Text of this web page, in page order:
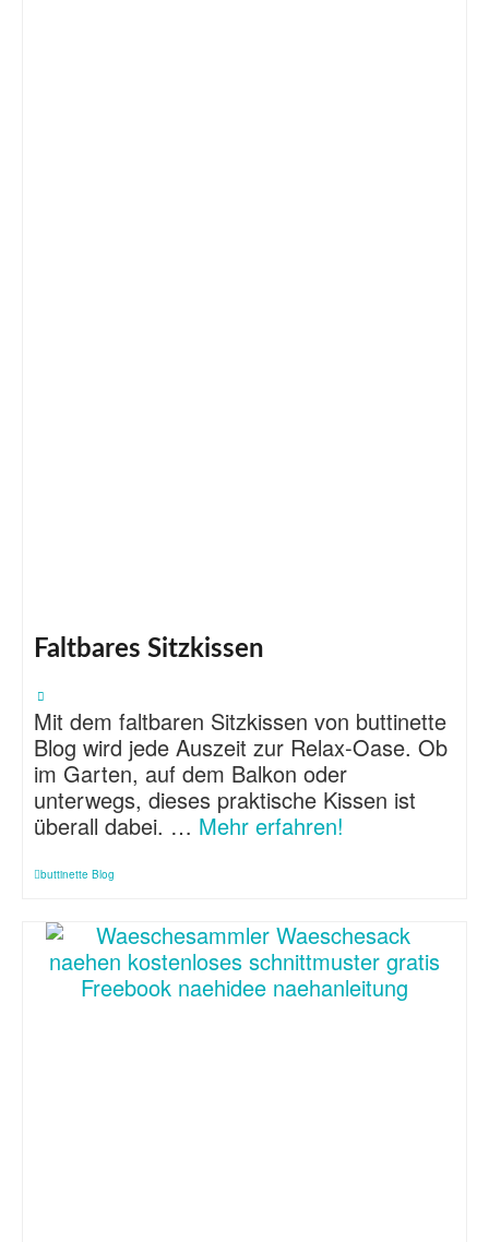
Faltbares Sitzkissen
Mit dem faltbaren Sitzkissen von buttinette
Blog wird jede Auszeit zur Relax-Oase. Ob
im Garten, auf dem Balkon oder
unterwegs, dieses praktische Kissen ist
überall dabei. … Mehr erfahren!
buttinette Blog